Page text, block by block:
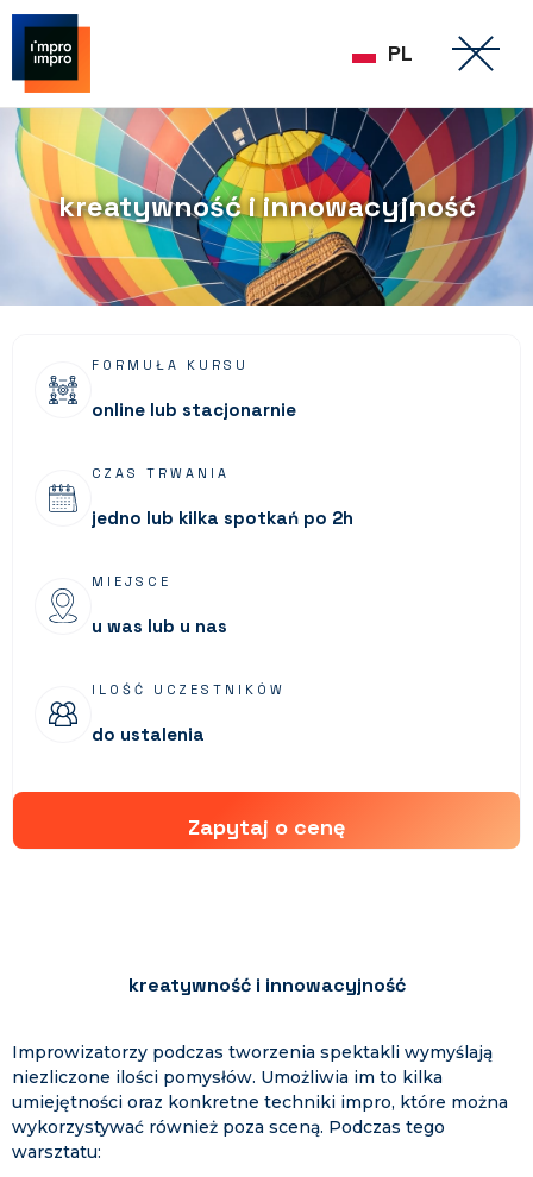
PL
kreatywność i innowacyjność
FORMUŁA KURSU
online lub stacjonarnie
CZAS TRWANIA
jedno lub kilka spotkań po 2h
MIEJSCE
u was lub u nas
ILOŚĆ UCZESTNIKÓW
do ustalenia
Zapytaj o cenę
kreatywność i innowacyjność
Improwizatorzy podczas tworzenia spektakli wymyślają
niezliczone ilości pomysłów. Umożliwia im to kilka
umiejętności oraz konkretne techniki impro, które można
wykorzystywać również poza sceną. Podczas tego
warsztatu: